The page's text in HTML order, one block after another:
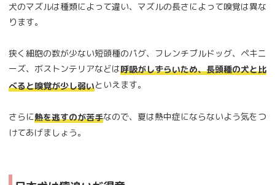
犬のマズルは種類によって違い、マズルの長さによって嗅覚は異な
ります。
狭く細胞の数が少ない短頭種のパグ、フレンチブルドッグ、ペキニ
ーズ、ボストンテリアなどは呼吸がしずらいため、長頭種の犬と比
べると嗅覚が少し弱いといえます。
さらに熱を逃すのが苦手なので、夏は熱中症にならないよう気をつ
けてあげましょう。